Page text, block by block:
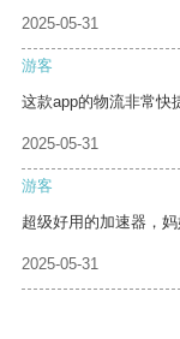
2025-05-31
游客
这款app的物流非常快
2025-05-31
游客
超级好用的加速器，
2025-05-31